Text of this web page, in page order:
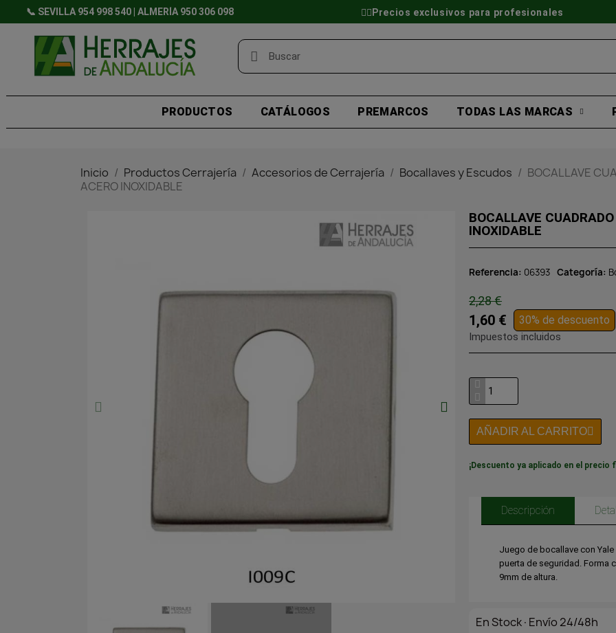
📞 SEVILLA 954 998 540 | ALMERÍA 950 306 098 👷‍♂️Precios exclusivos para profesionales
PRODUCTOS CATÁLOGOS PREMARCOS TODAS LAS MARCAS
Inicio Productos Cerrajería Accesorios de Cerrajería Bocallaves y Escudos
BOCALLAVE
ACERO INOXIDABLE
BOCALLAVE
INOXIDABLE
Referencia 06393 Categoría
2,28 €
1,60 € 30% de descuento
Impuestos incluidos
AÑADIR AL CARRITO
¡Descuento ya aplicado en el precio
Descripción
Juego de bocallave con
puerta de seguridad. Forma
9mm de altura.
En Stock·Envío 24/48h